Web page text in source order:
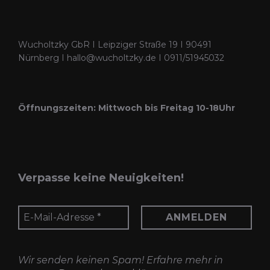
Die
Wucholtzky GbR I Leipziger Straße 19 I 90491
Nürnberg I hallo@wucholtzky.de I 0911/51945032
Öffnungszeiten: Mittwoch bis Freitag 10-18Uhr
Verpasse keine Neuigkeiten!
Wir senden keinen Spam! Erfahre mehr in